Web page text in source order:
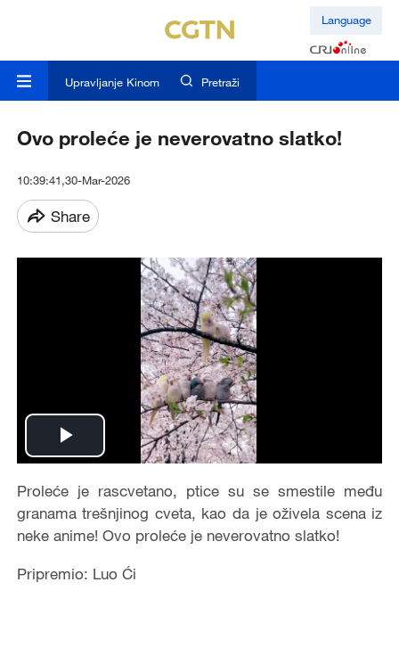
Language
Upravljanje Kinom Pretraži
Ovo proleće je neverovatno slatko!
10:39:41,30-Mar-2026
Share
Play
Video
Proleće je rascvetano, ptice su se smestile među
granama trešnjinog cveta, kao da je oživela scena iz
neke anime! Ovo proleće je neverovatno slatko!
Pripremio: Luo Ći